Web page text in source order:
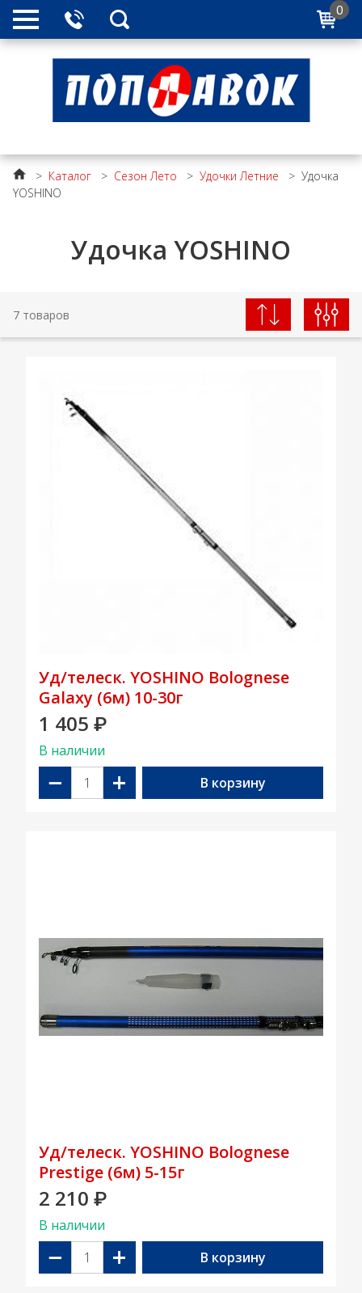
0
> Каталог > Сезон Лето > Удочки Летние > Удочка
YOSHINO
Удочка YOSHINO
7 товаров
Уд/телеск. YOSHINO Bolognese
Galaxy (6м) 10-30г
1 405 ₽
В наличии
− + В корзину
Уд/телеск. YOSHINO Bolognese
Prestige (6м) 5-15г
2 210 ₽
В наличии
− + В корзину